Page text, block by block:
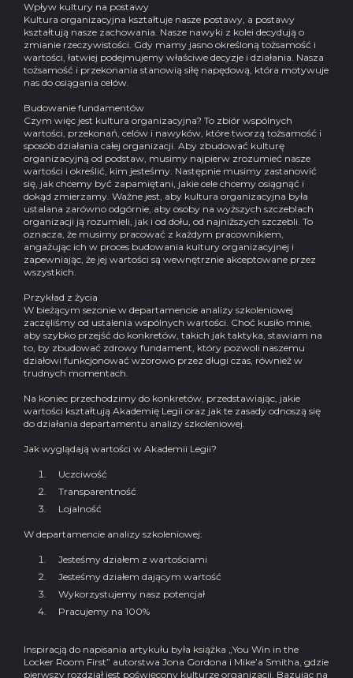
Wpływ kultury na postawy
Kultura organizacyjna kształtuje nasze postawy, a postawy
kształtują nasze zachowania. Nasze nawyki z kolei decydują o
zmianie rzeczywistości. Gdy mamy jasno określoną tożsamość i
wartości, łatwiej podejmujemy właściwe decyzje i działania. Nasza
tożsamość i przekonania stanowią siłę napędową, która motywuje
nas do osiągania celów.
Budowanie fundamentów
Czym więc jest kultura organizacyjna? To zbiór wspólnych
wartości, przekonań, celów i nawyków, które tworzą tożsamość i
sposób działania całej organizacji. Aby zbudować kulturę
organizacyjną od podstaw, musimy najpierw zrozumieć nasze
wartości i określić, kim jesteśmy. Następnie musimy zastanowić
się, jak chcemy być zapamiętani, jakie cele chcemy osiągnąć i
dokąd zmierzamy. Ważne jest, aby kultura organizacyjna była
ustalana zarówno odgórnie, aby osoby na wyższych szczeblach
organizacji ją rozumieli, jak i od dołu, od najniższych szczebli. To
oznacza, że musimy pracować z każdym pracownikiem,
angażując ich w proces budowania kultury organizacyjnej i
zapewniając, że jej wartości są wewnętrznie akceptowane przez
wszystkich.
Przykład z życia
W bieżącym sezonie w departamencie analizy szkoleniowej
zaczęliśmy od ustalenia wspólnych wartości. Choć kusiło mnie,
aby szybko przejść do konkretów, takich jak taktyka, stawiam na
to, by zbudować zdrowy fundament, który pozwoli naszemu
działowi funkcjonować wzorowo przez długi czas, również w
trudnych momentach.
Na koniec przechodzimy do konkretów, przedstawiając, jakie
wartości kształtują Akademię Legii oraz jak te zasady odnoszą się
do działania departamentu analizy szkoleniowej.
Jak wyglądają wartości w Akademii Legii?
Uczciwość
Transparentność
Lojalność
W departamencie analizy szkoleniowej:
Jesteśmy działem z wartościami
Jesteśmy działem dającym wartość
Wykorzystujemy nasz potencjał
Pracujemy na 100%
Inspiracją do napisania artykułu była książka „You Win in the
Locker Room First” autorstwa Jona Gordona i Mike’a Smitha, gdzie
pierwszy rozdział jest poświęcony kulturze organizacji. Bazując na